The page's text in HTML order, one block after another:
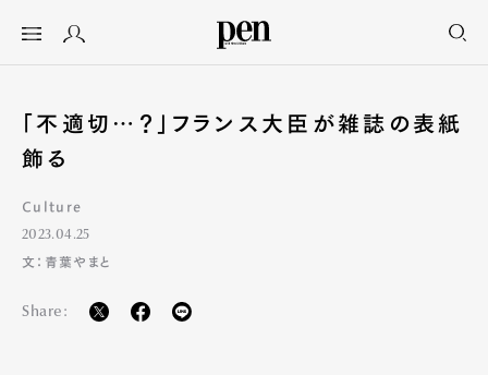
「不適切…？」フランス大臣が雑誌の表紙
飾る
Culture
2023.04.25
文：青葉やまと
Share: